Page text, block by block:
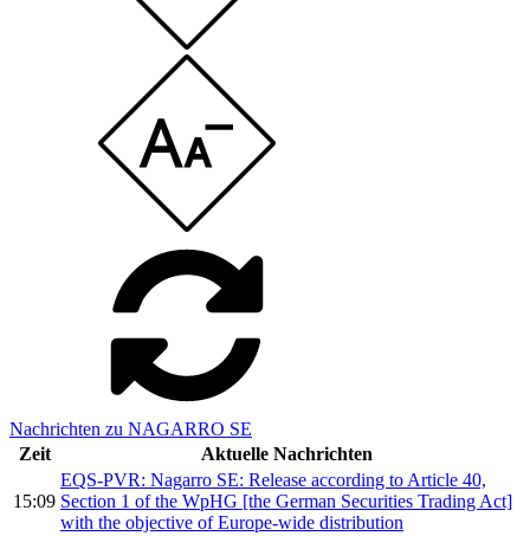
Nachrichten zu NAGARRO SE
Zeit
Aktuelle Nachrichten
15:09
EQS-PVR: Nagarro SE: Release according to Article 40,
Section 1 of the WpHG [the German Securities Trading Act]
with the objective of Europe-wide distribution